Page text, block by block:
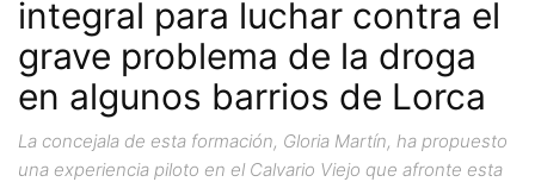
integral para luchar contra el
grave problema de la droga
en algunos barrios de Lorca
La concejala de esta formación, Gloria Martín, ha propuesto
una experiencia piloto en el Calvario Viejo que afronte esta